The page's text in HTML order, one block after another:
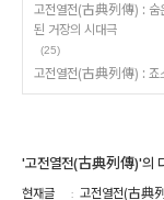
고전열전(古典列傳) : 숨
된 거장의 시대극
(25)
고전열전(古典列傳) : 죠
'고전열전(古典列傳)'의
현재글 고전열전(古典